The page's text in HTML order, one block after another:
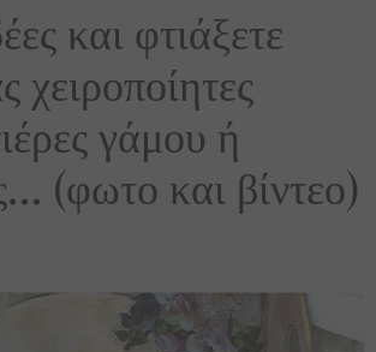
και φτιάξετε
χειροποίητες
γάμου ή
(φωτο και βίντεο)